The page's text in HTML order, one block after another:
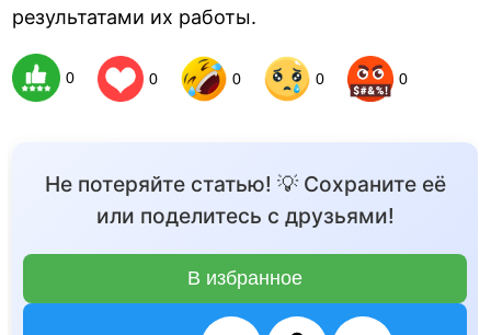
результатами их работы.
0 0 0 0 0
Не потеряйте статью! 💡 Сохраните её
или поделитесь с друзьями!
В избранное